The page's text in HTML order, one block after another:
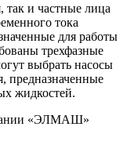
так и частные лица
тока
для работы
трехфазные
выбрать насосы
предназначенные
жидкостей.
«ЭЛМАШ»